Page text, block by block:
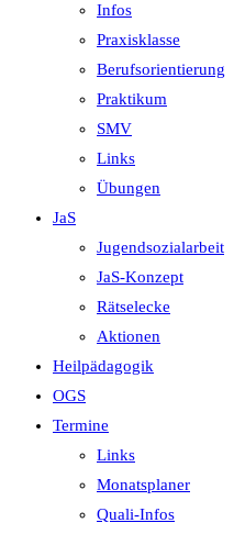
Infos
Praxisklasse
Berufsorientierung
Praktikum
SMV
Links
Übungen
JaS
Jugendsozialarbeit
JaS-Konzept
Rätselecke
Aktionen
Heilpädagogik
OGS
Termine
Links
Monatsplaner
Quali-Infos